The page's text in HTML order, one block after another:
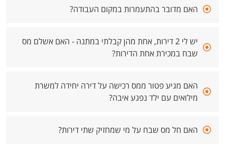
האם מדובר בהתעמרות במקום העבודה?
יש לי 2 דירות, אחת מהן קבלתי במתנה - האם אשלם מס
שבח במכירת אחת הדירות?
האם מגיע פטור ממס רכישה על דירה יחידה למשרת
מילואים עם ילד נפגע איבה?
האם חל מס שבח על מי שמחזיק שתי דירות?